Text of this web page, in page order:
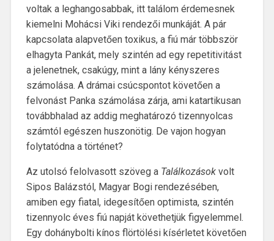
voltak a leghangosabbak, itt találom érdemesnek
kiemelni Mohácsi Viki rendezői munkáját. A pár
kapcsolata alapvetően toxikus, a fiú már többször
elhagyta Pankát, mely szintén ad egy repetitivitást
a jelenetnek, csakúgy, mint a lány kényszeres
számolása. A drámai csúcspontot követően a
felvonást Panka számolása zárja, ami katartikusan
továbbhalad az addig meghatározó tizennyolcas
számtól egészen huszonötig. De vajon hogyan
folytatódna a történet?
Az utolsó felolvasott szöveg a Találkozásokvolt
Sipos Balázstól, Magyar Bogi rendezésében,
amiben egy fiatal, idegesítően optimista, szintén
tizennyolc éves fiú napját követhetjük figyelemmel.
Egy dohánybolti kínos flörtölési kísérletet követően